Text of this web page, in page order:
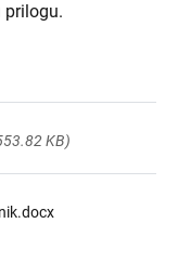
prilogu.
KB)